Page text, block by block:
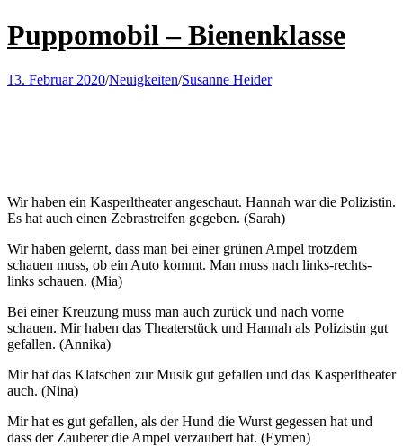
Puppomobil – Bienenklasse
13. Februar 2020/Neuigkeiten/Susanne Heider
Wir haben ein Kasperltheater angeschaut. Hannah war die Polizistin.
Es hat auch einen Zebrastreifen gegeben. (Sarah)
Wir haben gelernt, dass man bei einer grünen Ampel trotzdem
schauen muss, ob ein Auto kommt. Man muss nach links-rechts-
links schauen. (Mia)
Bei einer Kreuzung muss man auch zurück und nach vorne
schauen. Mir haben das Theaterstück und Hannah als Polizistin gut
gefallen. (Annika)
Mir hat das Klatschen zur Musik gut gefallen und das Kasperltheater
auch. (Nina)
Mir hat es gut gefallen, als der Hund die Wurst gegessen hat und
dass der Zauberer die Ampel verzaubert hat. (Eymen)